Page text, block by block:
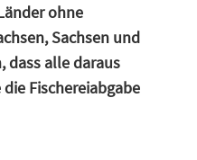
ohne
Sachsen und
dass alle daraus
Fischereiabgabe